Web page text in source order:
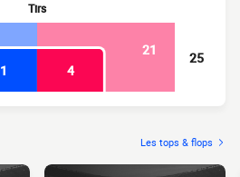
Tirs
21
1
4
25
Les tops & flops